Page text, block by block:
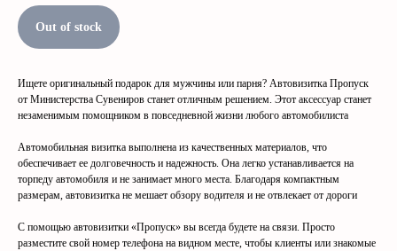
Out of stock
Ищете оригинальный подарок для мужчины или парня? Автовизитка Пропуск
от Министерства Сувениров станет отличным решением. Этот аксессуар станет
незаменимым помощником в повседневной жизни любого автомобилиста
Автомобильная визитка выполнена из качественных материалов, что
обеспечивает ее долговечность и надежность. Она легко устанавливается на
торпеду автомобиля и не занимает много места. Благодаря компактным
размерам, автовизитка не мешает обзору водителя и не отвлекает от дороги
С помощью автовизитки «Пропуск» вы всегда будете на связи. Просто
разместите свой номер телефона на видном месте, чтобы клиенты или знакомые